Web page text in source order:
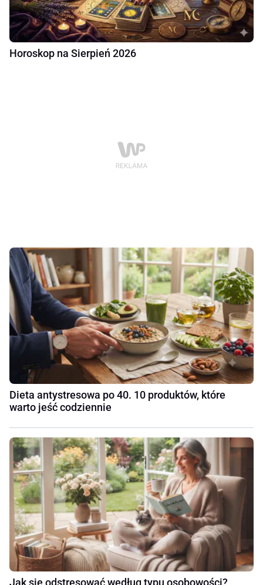
Horoskop na Sierpień 2026
Dieta antystresowa po 40. 10 produktów, które
warto jeść codziennie